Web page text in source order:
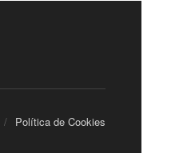
Política de Cookies